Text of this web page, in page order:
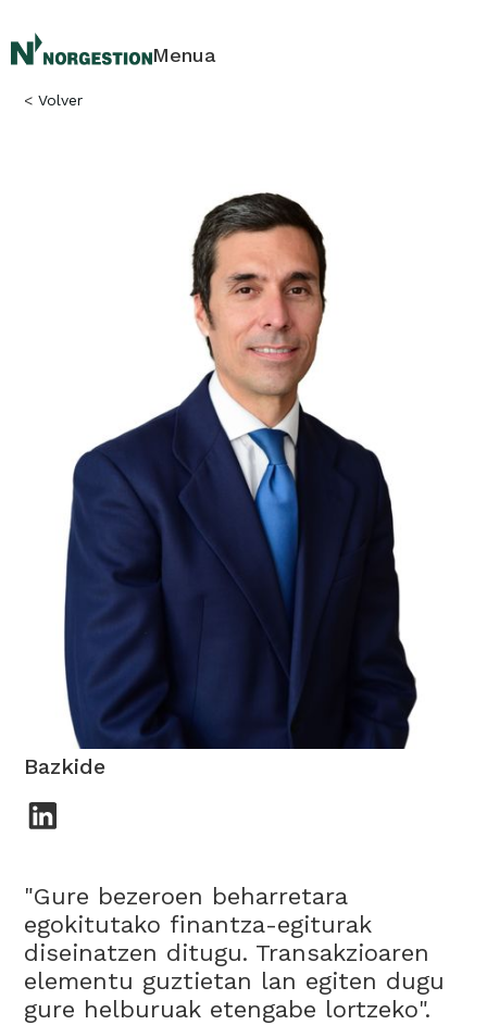
Menua
< Volver
Luis Molowny
Bazkide
"Gure bezeroen beharretara
egokitutako finantza-egiturak
diseinatzen ditugu. Transakzioaren
elementu guztietan lan egiten dugu
gure helburuak etengabe lortzeko".